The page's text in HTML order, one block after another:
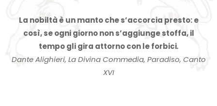
La nobiltà è un manto che s’accorcia presto: e
così, se ogni giorno non s’aggiunge stoffa, il
tempo gli gira attorno con le forbici.
Dante Alighieri, La Divina Commedia, Paradiso, Canto
XVI